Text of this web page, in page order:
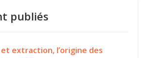
publiés
extraction, l’origine des